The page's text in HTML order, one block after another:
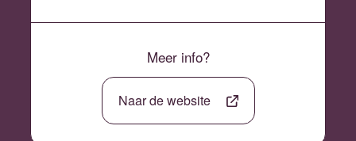
Meer info?
Naar de website